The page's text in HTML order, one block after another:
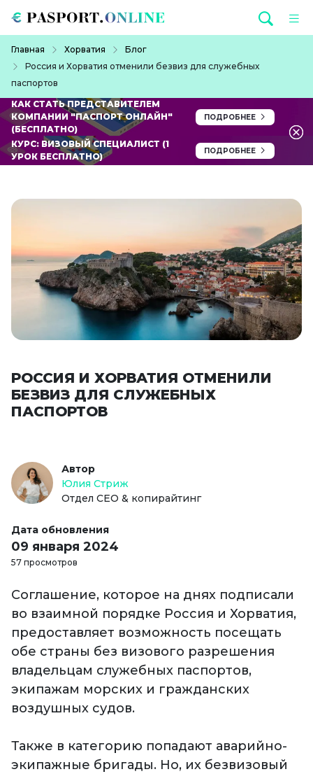
Главная Хорватия
Блог
Россия и Хорватия отменили безвиз для служебных
паспортов
КАК СТАТЬ ПРЕДСТАВИТЕЛЕМ
КОМПАНИИ "ПАСПОРТ ОНЛАЙН"
(БЕСПЛАТНО)
ПОДРОБНЕЕ
КУРС: ВИЗОВЫЙ СПЕЦИАЛИСТ (1
УРОК БЕСПЛАТНО)
ПОДРОБНЕЕ
РОССИЯ И ХОРВАТИЯ ОТМЕНИЛИ
БЕЗВИЗ ДЛЯ СЛУЖЕБНЫХ
ПАСПОРТОВ
Автор
Юлия Стриж
Отдел СЕО & копирайтинг
Дата обновления
09 января 2024
57 просмотров
Соглашение, которое на днях подписали
во взаимной порядке Россия и Хорватия,
предоставляет возможность посещать
обе страны без визового разрешения
владельцам служебных паспортов,
экипажам морских и гражданских
воздушных судов.
Также в категорию попадают аварийно-
экипажные бригады. Но, их безвизовый